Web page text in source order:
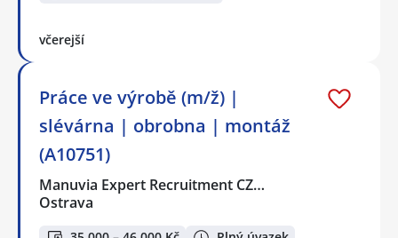
včerejší
Práce ve výrobě (m/ž) |
slévárna | obrobna | montáž
(A10751)
Manuvia Expert Recruitment CZ…
Ostrava